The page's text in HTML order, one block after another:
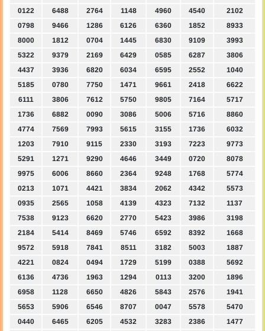
0122 6488 2764 1148 4960 4540
2102
0798
9466 1286 6126 6360 1852
8933
8000
1812 0704 1445 6830 9109
3993
5322
9379 2169 6429 0585 6287
3806
4437
3936 6820 6034 6595 2552
1040
5185
0780 7750 1471 9661 2418
6622
6111
3806 7612 5750 9805 7164
5717
1736
6882 0090 3086 5006 5716
8860
4774
7569 7993 5615 3155 1736
6032
1203
7910 9115 2330 3193 7223
9773
5291
1271 9290 4646 3449 0720
8078
9975
6006 8660 2364 9248 1768
5774
0213
1071 4421 3834 2062 4342
5573
0935
2565 1058 4139 4323 7132
1137
7538
9123 6620 2770 5423 3986
3198
2184
5414 8469 5746 6592 8392
1668
9572
5918 7841 8511 3182 5003
1887
4221
0824 0494 1729 5199 0388
5692
6136
4736 1963 1294 0113 3200
1896
6958
1128 6650 4826 5843 2576
1941
5653
5906 6546 8707 0047 5578
5470
0440
6465 6205 4532 3283 2386
1477